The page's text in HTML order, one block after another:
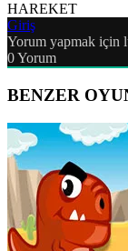
HAREKET
Giriş
Yorum yapmak için
0Yorum
BENZER